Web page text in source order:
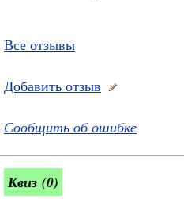
Все отзывы
Добавить отзыв
Сообщить об ошибке
Квиз (0)